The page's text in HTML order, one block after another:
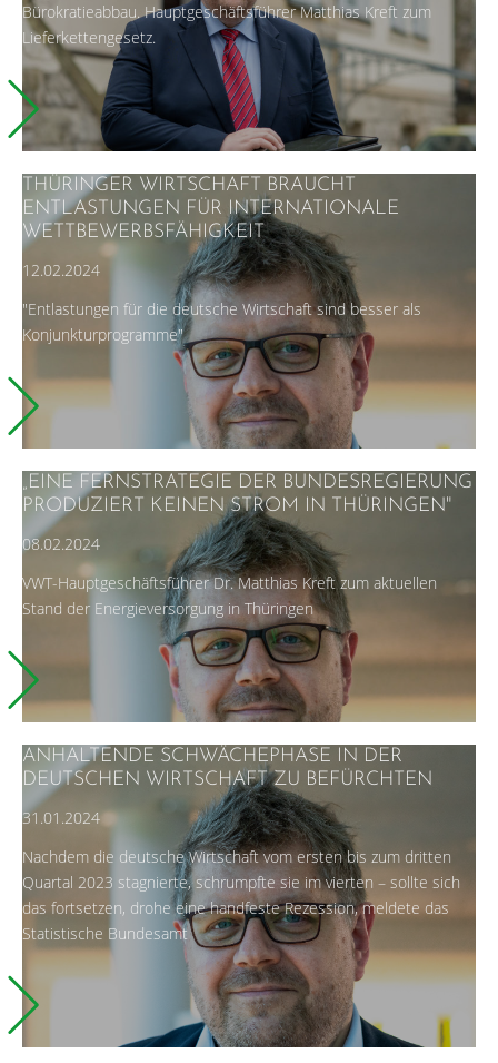
Bürokratieabbau. Hauptgeschäftsführer Matthias Kreft zum
Lieferkettengesetz.
THÜRINGER WIRTSCHAFT BRAUCHT
ENTLASTUNGEN FÜR INTERNATIONALE
WETTBEWERBSFÄHIGKEIT
12.02.2024
"Entlastungen für die deutsche Wirtschaft sind besser als
Konjunkturprogramme"
„EINE FERNSTRATEGIE DER BUNDESREGIERUNG
PRODUZIERT KEINEN STROM IN THÜRINGEN"
08.02.2024
VWT-Hauptgeschäftsführer Dr. Matthias Kreft zum aktuellen
Stand der Energieversorgung in Thüringen
ANHALTENDE SCHWÄCHEPHASE IN DER
DEUTSCHEN WIRTSCHAFT ZU BEFÜRCHTEN
31.01.2024
Nachdem die deutsche Wirtschaft vom ersten bis zum dritten
Quartal 2023 stagnierte, schrumpfte sie im vierten – sollte sich
das fortsetzen, drohe eine handfeste Rezession, meldete das
Statistische Bundesamt